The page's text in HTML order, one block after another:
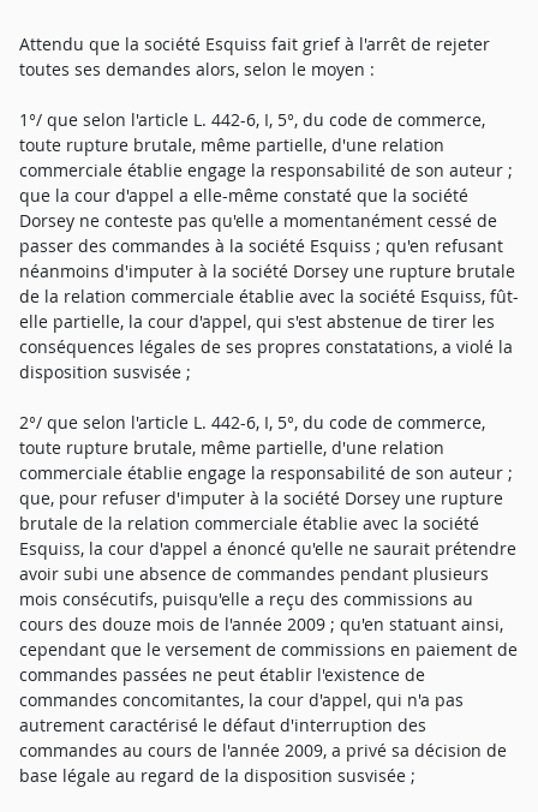
Attendu que la société Esquiss fait grief à l'arrêt de rejeter
toutes ses demandes alors, selon le moyen :
1°/ que selon l'article L. 442-6, I, 5°, du code de commerce,
toute rupture brutale, même partielle, d'une relation
commerciale établie engage la responsabilité de son auteur ;
que la cour d'appel a elle-même constaté que la société
Dorsey ne conteste pas qu'elle a momentanément cessé de
passer des commandes à la société Esquiss ; qu'en refusant
néanmoins d'imputer à la société Dorsey une rupture brutale
de la relation commerciale établie avec la société Esquiss, fût-
elle partielle, la cour d'appel, qui s'est abstenue de tirer les
conséquences légales de ses propres constatations, a violé la
disposition susvisée ;
2°/ que selon l'article L. 442-6, I, 5°, du code de commerce,
toute rupture brutale, même partielle, d'une relation
commerciale établie engage la responsabilité de son auteur ;
que, pour refuser d'imputer à la société Dorsey une rupture
brutale de la relation commerciale établie avec la société
Esquiss, la cour d'appel a énoncé qu'elle ne saurait prétendre
avoir subi une absence de commandes pendant plusieurs
mois consécutifs, puisqu'elle a reçu des commissions au
cours des douze mois de l'année 2009 ; qu'en statuant ainsi,
cependant que le versement de commissions en paiement de
commandes passées ne peut établir l'existence de
commandes concomitantes, la cour d'appel, qui n'a pas
autrement caractérisé le défaut d'interruption des
commandes au cours de l'année 2009, a privé sa décision de
base légale au regard de la disposition susvisée ;